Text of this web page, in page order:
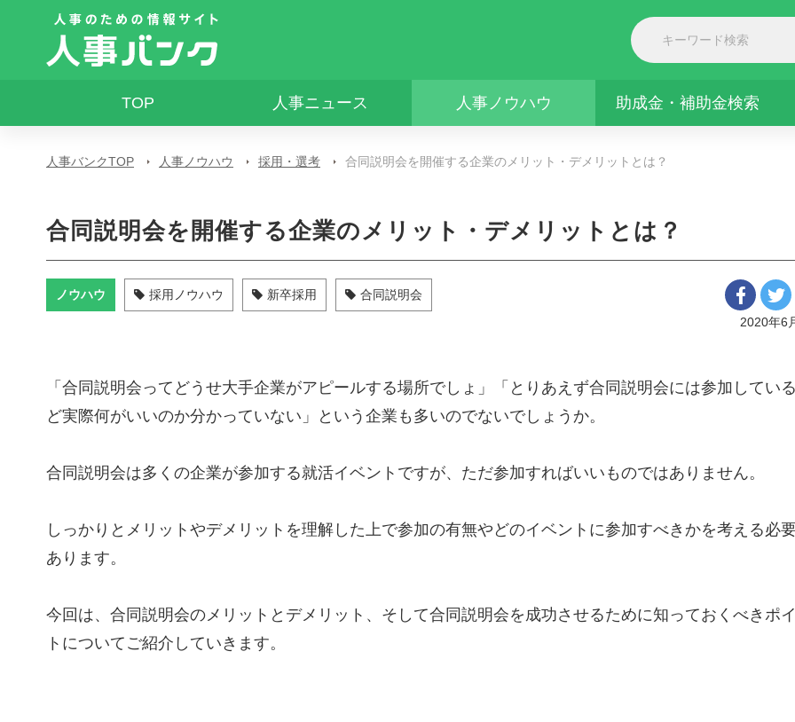
TOP 人事ニュース 人事ノウハウ 助成金・補助金検索
人事バンクTOP 人事ノウハウ 採用・選考 合同説明会を開催する企業のメリット・デメリットとは？
合同説明会を開催する企業のメリット・デメリットとは？
ノウハウ 採用ノウハウ 新卒採用
合同説明会
2020年6
「合同説明会ってどうせ大手企業がアピールする場所でしょ」「とりあえず合同説明会には参加してい
ど実際何がいいのか分かっていない」という企業も多いのでないでしょうか。
合同説明会は多くの企業が参加する就活イベントですが、ただ参加すればいいものではありません。
しっかりとメリットやデメリットを理解した上で参加の有無やどのイベントに参加すべきかを考える必
あります。
今回は、合同説明会のメリットとデメリット、そして合同説明会を成功させるために知っておくべきポ
トについてご紹介していきます。